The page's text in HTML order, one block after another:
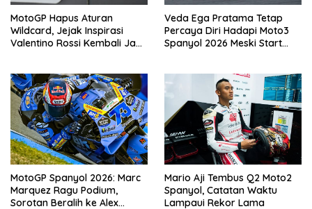
MotoGP Hapus Aturan
Wildcard, Jejak Inspirasi
Valentino Rossi Kembali Jadi
Veda Ega Pratama Tetap
Percaya Diri Hadapi Moto3
Spanyol 2026 Meski Start
MotoGP Spanyol 2026: Marc
Marquez Ragu Podium,
Sorotan Beralih ke Alex
Mario Aji Tembus Q2 Moto2
Spanyol, Catatan Waktu
Lampaui Rekor Lama